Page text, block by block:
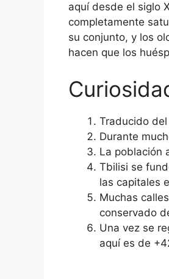
aquí desde el siglo
completamente
su conjunto, y los
hacen que los
Traducido
Durante
La población
Tbilisi se
las capitales
Muchas
conservado
Una vez se
aquí es de